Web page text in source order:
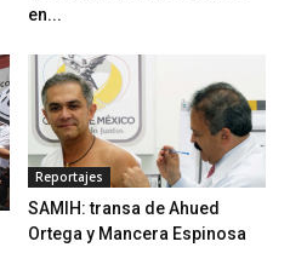
en...
Reportajes
SAMIH: transa de Ahued
Ortega y Mancera Espinosa